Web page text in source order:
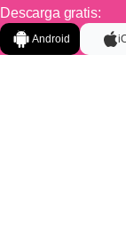
Descarga gratis:
Android